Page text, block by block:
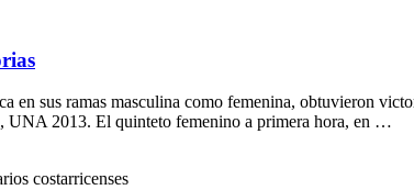
sus ramas masculina como femenina, obtuvieron
UNA 2013. El quinteto femenino a primera hora, en …
costarricenses